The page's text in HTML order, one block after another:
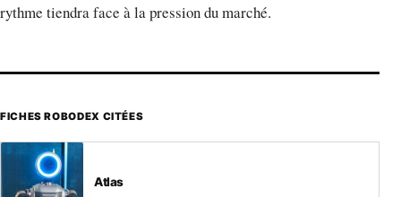
rythme tiendra face à la pression du marché.
FICHES ROBODEX CITÉES
Atlas